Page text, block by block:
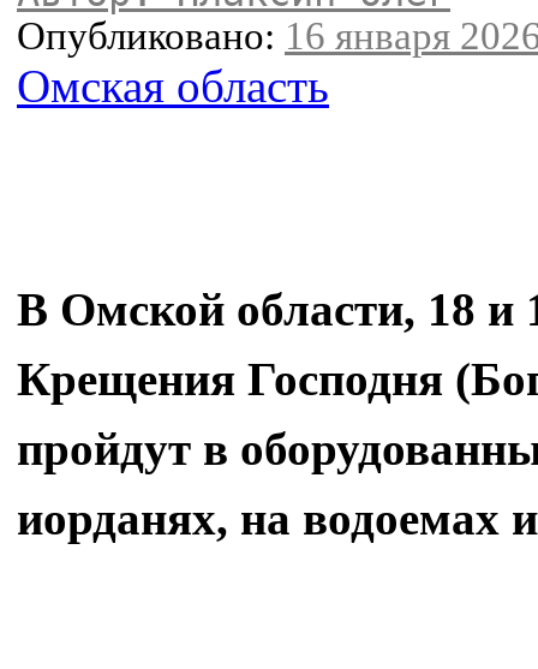
Опубликовано: 16 января
Омская область
В Омской области, 18 и
Крещения Господня
пройдут в
иорданях, на водоемах